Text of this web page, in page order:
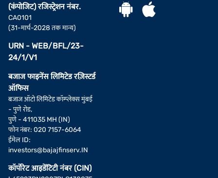
(कंपोजिट) रजिस्ट्रेशन नंबर.
CA0101
(31-मार्च-2028 तक मान्य)
URN - WEB/BFL/23-
24/1/V1
बजाज फाइनेंस लिमिटेड रज़िस्टर्ड
ऑफिस
बजाज ऑटो लिमिटेड कॉम्प्लेक्स मुंबई
- पुणे रोड,
पुणे - 411035 MH (IN)
फोन नंबर: 020 7157-6064
ईमेल ID:
investors@bajajfinserv.IN
कॉर्पोरेट आइडेंटिटी नंबर (CIN)